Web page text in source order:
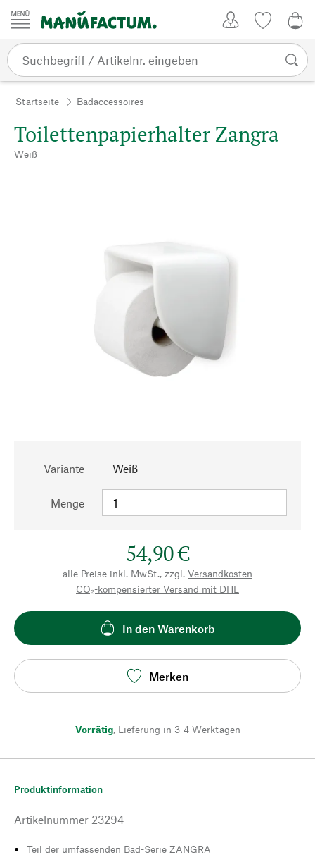
Zum Inhalt springen
Startseite Badaccessoires
Toilettenpapierhalter Zangra
Weiß
Variante Weiß
Menge
54,90 €
alle Preise inkl. MwSt., zzgl. Versandkosten
CO₂-kompensierter Versand mit DHL
In den Warenkorb
Merken
Vorrätig, Lieferung in 3-4 Werktagen
Produktinformation
Artikelnummer 23294
Teil der umfassenden Bad-Serie ZANGRA